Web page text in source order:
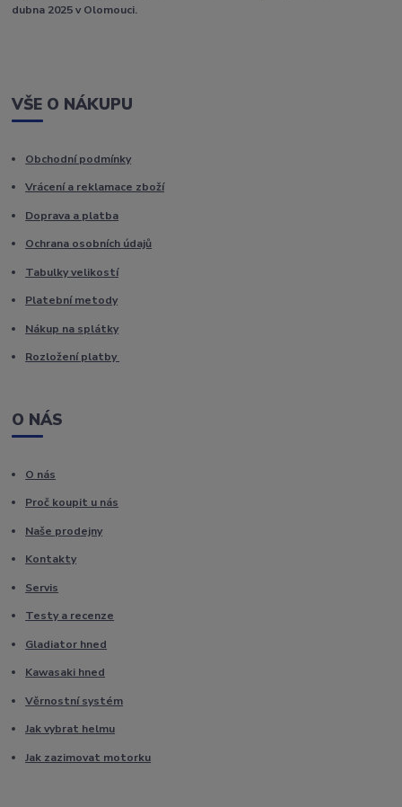
dubna 2025 v Olomouci.
VŠE O NÁKUPU
Obchodní podmínky
Vrácení a reklamace zboží
Doprava a platba
Ochrana osobních údajů
Tabulky velikostí
Platební metody
Nákup na splátky
Rozložení platby
O NÁS
O nás
Proč koupit u nás
Naše prodejny
Kontakty
Servis
Testy a recenze
Gladiator hned
Kawasaki hned
Věrnostní systém
Jak vybrat helmu
Jak zazimovat motorku